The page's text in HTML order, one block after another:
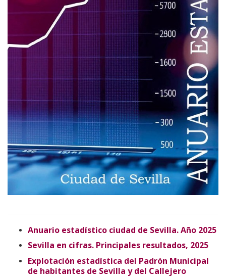
Anuario estadístico ciudad de Sevilla. Año 2025
Sevilla en cifras. Principales resultados, 2025
Explotación estadística del Padrón Municipal
de habitantes de Sevilla y del Callejero